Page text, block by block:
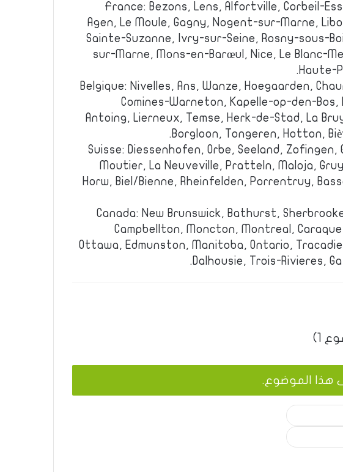
France: Bezons, Lens, Alfortville, Corbeil-
Agen, Le Moule, Gagny, Nogent-sur-Marne,
Sainte-Suzanne, Ivry-sur-Seine, Rosny-sous-
sur-Marne, Mons-en-Barœul, Nice, Le Blanc-
Haute-
Belgique: Nivelles, Ans, Wanze, Hoegaarden,
Comines-Warneton, Kapelle-op-den-Bos,
Antoing, Lierneux, Temse, Herk-de-Stad, La
Borgloon, Tongeren, Hotton,
Suisse: Diessenhofen, Orbe, Seeland, Zofingen,
Moutier, La Neuveville, Pratteln, Maloja,
Horw, Biel/Bienne, Rheinfelden, Porrentruy,
Canada: New Brunswick, Bathurst,
Campbellton, Moncton, Montreal,
Ottawa, Edmunston, Manitoba, Ontario,
Dalhousie, Trois-Rivieres,
1)
هذا الموضوع.